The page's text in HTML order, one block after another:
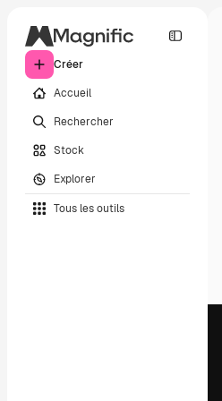
Créer
Accueil
Rechercher
Stock
Explorer
Tous les outils